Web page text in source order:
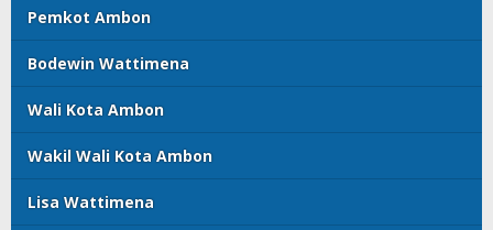
Pemkot Ambon
Bodewin Wattimena
Wali Kota Ambon
Wakil Wali Kota Ambon
Lisa Wattimena